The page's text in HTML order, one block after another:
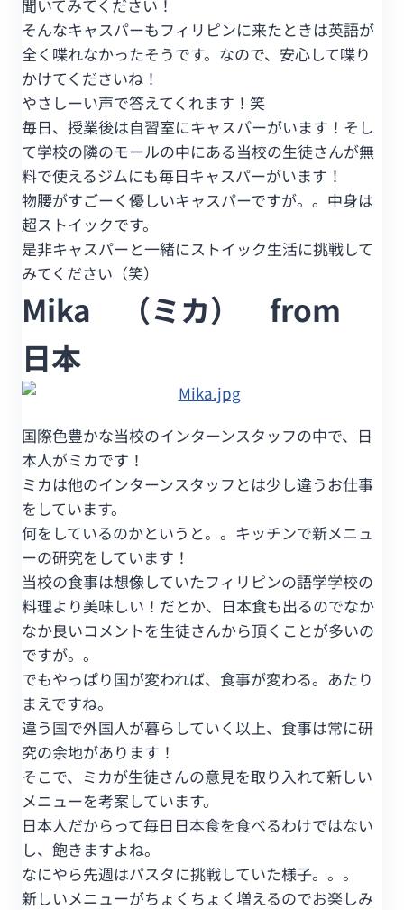
聞いてみてください！
そんなキャスパーもフィリピンに来たときは英語が
全く喋れなかったそうです。なので、安心して喋り
かけてくださいね！
やさしーい声で答えてくれます！笑
毎日、授業後は自習室にキャスパーがいます！そし
て学校の隣のモールの中にある当校の生徒さんが無
料で使えるジムにも毎日キャスパーがいます！
物腰がすごーく優しいキャスパーですが。。中身は
超ストイックです。
是非キャスパーと一緒にストイック生活に挑戦して
みてください（笑）
Mika （ミカ） from
日本
国際色豊かな当校のインターンスタッフの中で、日
本人がミカです！
ミカは他のインターンスタッフとは少し違うお仕事
をしています。
何をしているのかというと。。キッチンで新メニュ
ーの研究をしています！
当校の食事は想像していたフィリピンの語学学校の
料理より美味しい！だとか、日本食も出るのでなか
なか良いコメントを生徒さんから頂くことが多いの
ですが。。
でもやっぱり国が変われば、食事が変わる。あたり
まえですね。
違う国で外国人が暮らしていく以上、食事は常に研
究の余地があります！
そこで、ミカが生徒さんの意見を取り入れて新しい
メニューを考案しています。
日本人だからって毎日日本食を食べるわけではない
し、飽きますよね。
なにやら先週はパスタに挑戦していた様子。。。
新しいメニューがちょくちょく増えるのでお楽しみ